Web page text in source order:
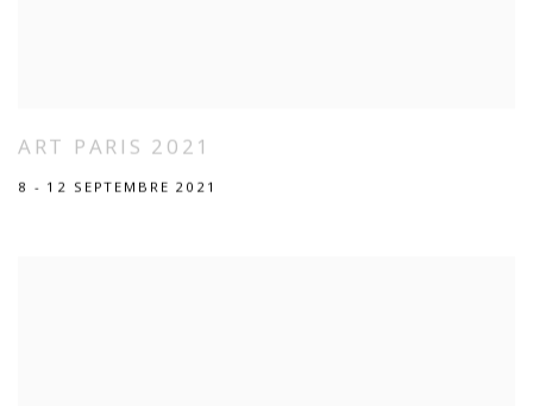
ART PARIS 2021
8 - 12 SEPTEMBRE 2021